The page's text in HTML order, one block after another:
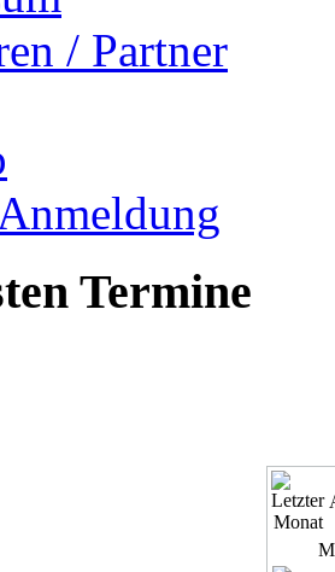
/ Partner
Termine